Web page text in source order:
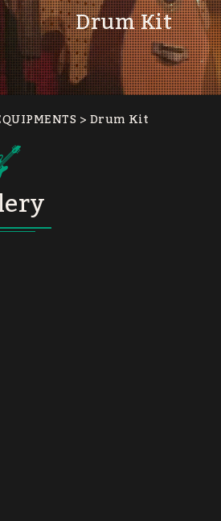
Drum Kit
> Drum Kit